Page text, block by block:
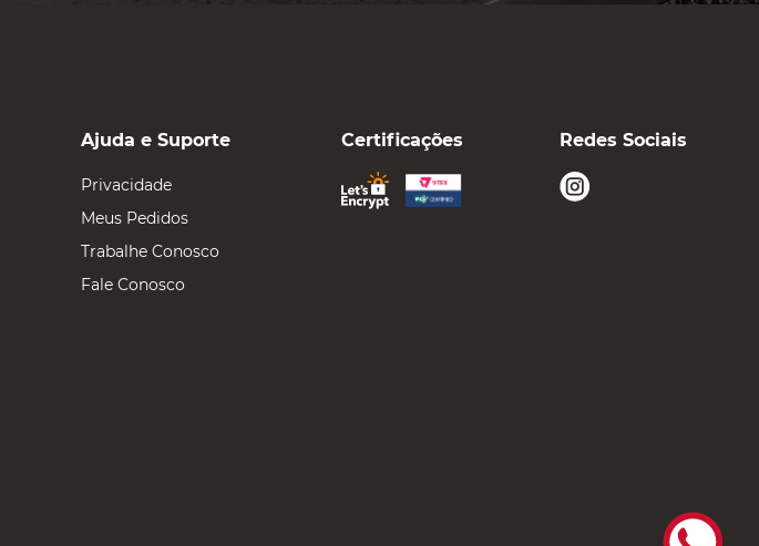
Ajuda e Suporte
Privacidade
Meus Pedidos
Trabalhe Conosco
Fale Conosco
Certificações Redes Sociais